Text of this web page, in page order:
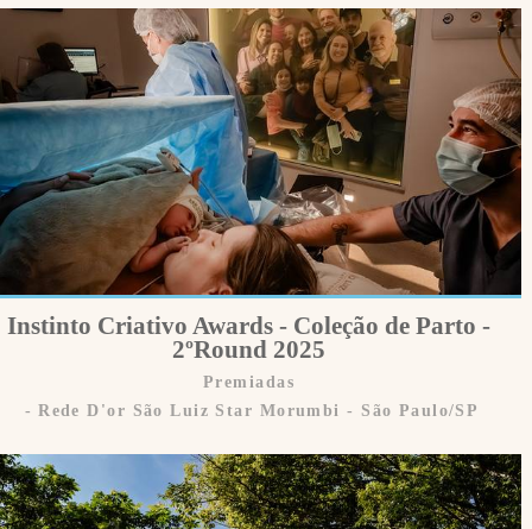
Instinto Criativo Awards - Coleção de Parto -
2ºRound 2025
Premiadas
Rede D'or São Luiz Star Morumbi - São Paulo/SP